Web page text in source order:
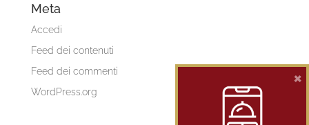
Meta
Accedi
Feed dei contenuti
Feed dei commenti
WordPress.org
×